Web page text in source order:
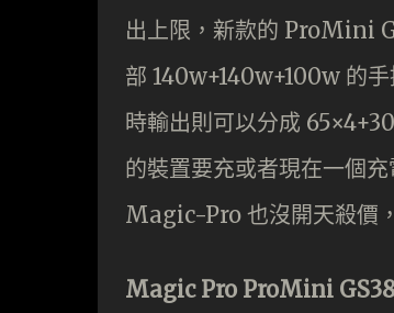
出上限，新款的 ProMini
部 140w+140w+100w 的
時輸出則可以分成
的裝置要充或者現在一個
Magic-Pro 也沒開天殺價
Magic Pro ProMini